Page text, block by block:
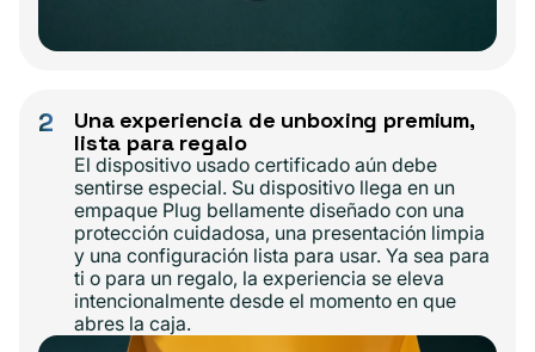
2
Una experiencia de unboxing premium,
lista para regalo
El dispositivo usado certificado aún debe
sentirse especial. Su dispositivo llega en un
empaque Plug bellamente diseñado con una
protección cuidadosa, una presentación limpia
y una configuración lista para usar. Ya sea para
ti o para un regalo, la experiencia se eleva
intencionalmente desde el momento en que
abres la caja.